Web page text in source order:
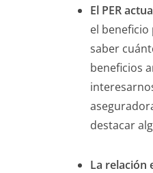
El PER
el
saber
beneficios
destacar
La relación